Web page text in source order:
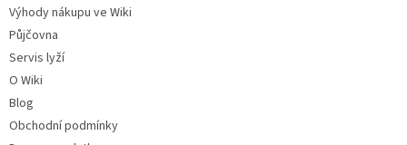
Výhody nákupu ve Wiki
Půjčovna
Servis lyží
O Wiki
Blog
Obchodní podmínky